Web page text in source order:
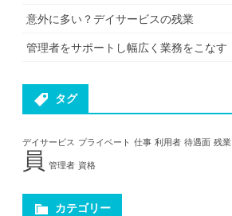
意外に多い？デイサービスの残業
管理者をサポートし幅広く業務をこなす
タグ
デイサービス プライベート 仕事 利用者 待遇面 残業
員 管理者 資格
カテゴリー